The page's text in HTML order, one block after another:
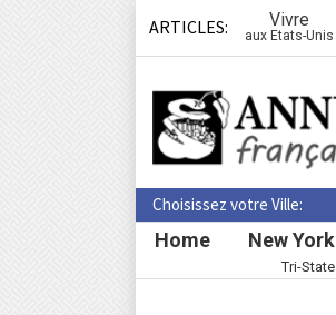
ARTICLES: Vivre
aux Etats-Unis
Choisissez votre Ville:
Home New York
Tri-State